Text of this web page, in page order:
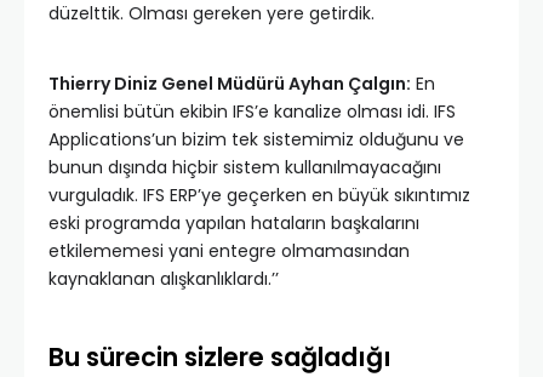
düzelttik. Olması gereken yere getirdik.
Thierry Diniz Genel Müdürü Ayhan Çalgın: En
önemlisi bütün ekibin IFS’e kanalize olması idi. IFS
Applications’un bizim tek sistemimiz olduğunu ve
bunun dışında hiçbir sistem kullanılmayacağını
vurguladık. IFS ERP’ye geçerken en büyük sıkıntımız
eski programda yapılan hataların başkalarını
etkilememesi yani entegre olmamasından
kaynaklanan alışkanlıklardı.’’
Bu sürecin sizlere sağladığı